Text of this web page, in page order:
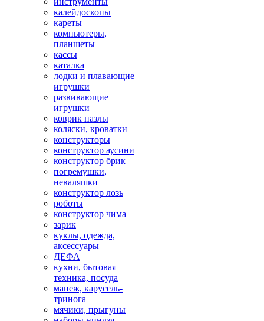
калейдоскопы
кареты
компьютеры,
планшеты
кассы
каталка
лодки и плавающие
игрушки
развивающие
игрушки
коврик пазлы
коляски, кроватки
конструкторы
конструктор аусини
конструктор брик
погремушки,
неваляшки
конструктор лозь
роботы
конструктор чима
зарик
куклы, одежда,
аксессуары
ДЕФА
кухни, бытовая
техника, посуда
манеж, карусель-
тринога
мячики, прыгуны